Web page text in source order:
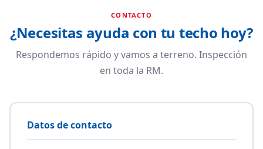
CONTACTO
¿Necesitas ayuda con tu techo hoy?
Respondemos rápido y vamos a terreno. Inspección
en toda la RM.
Datos de contacto